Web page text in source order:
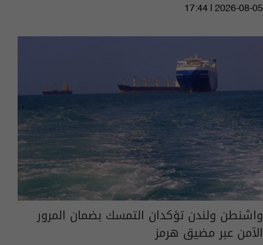
17:44 | 2026-08-05
واشنطن ولندن تؤكدان التمسك بضمان المرور
الآمن عبر مضيق هرمز